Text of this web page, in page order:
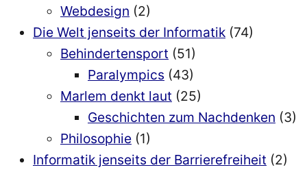
Webdesign (2)
Die Welt jenseits der Informatik (74)
Behindertensport (51)
Paralympics (43)
Marlem denkt laut (25)
Geschichten zum Nachdenken (3)
Philosophie (1)
Informatik jenseits der Barrierefreiheit (2)